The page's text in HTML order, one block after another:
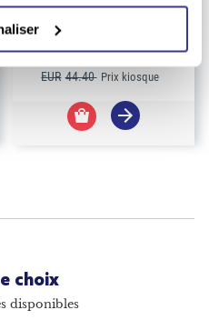
43.00
EUR 44.40 Prix kiosque
choix
disponibles